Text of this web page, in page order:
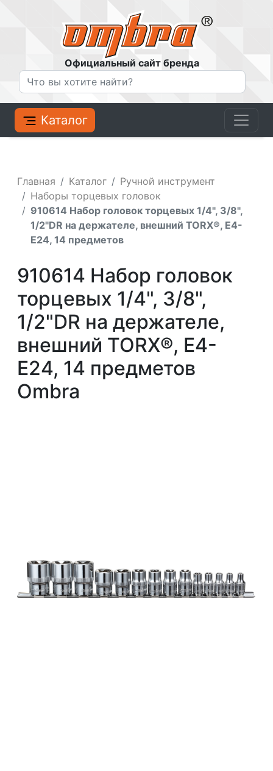
Официальный сайт бренда
Каталог
Главная Каталог
Ручной инструмент
Наборы торцевых головок
910614 Набор головок торцевых 1/4", 3/8",
1/2"DR на держателе, внешний TORX®, E4-
E24, 14 предметов
910614 Набор головок
торцевых 1/4", 3/8",
1/2"DR на держателе,
внешний TORX®, E4-
E24, 14 предметов
Ombra